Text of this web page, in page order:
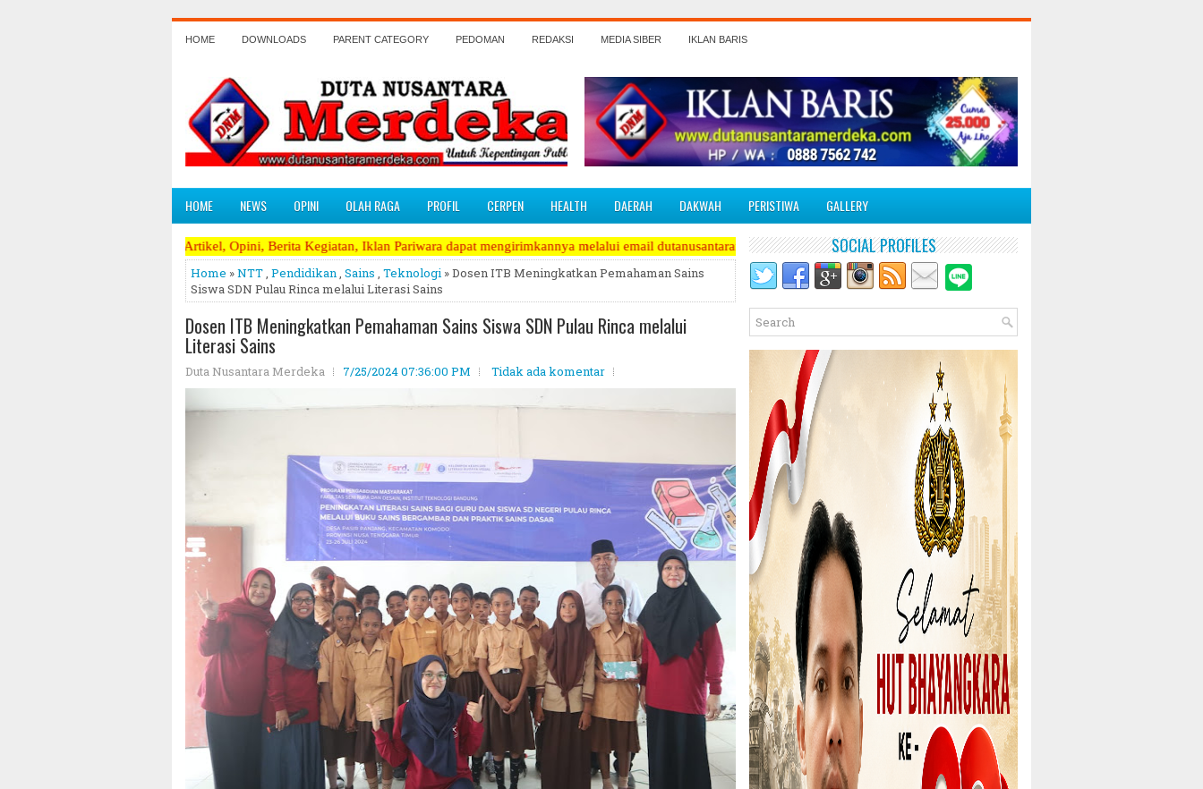
HOME DOWNLOADS PARENT CATEGORY PEDOMAN REDAKSI MEDIA SIBER IKLAN BARIS
HOME NEWS OPINI OLAH RAGA PROFIL CERPEN HEALTH DAERAH DAKWAH PERISTIWA GALLERY
Artikel, Opini, Berita Kegiatan, Iklan Pariwara dapat mengirimkannya melalui email dutanusantaramerdeka@yahoo.co.id
Home »NTT, Pendidikan, Sains , Teknologi » Dosen ITB Meningkatkan Pemahaman Sains
Siswa SDN Pulau Rinca melalui Literasi Sains
Dosen ITB Meningkatkan Pemahaman Sains Siswa SDN Pulau Rinca melalui
Literasi Sains
Duta Nusantara Merdeka 7/25/2024 07:36:00 PM Tidak ada komentar
SOCIAL PROFILES